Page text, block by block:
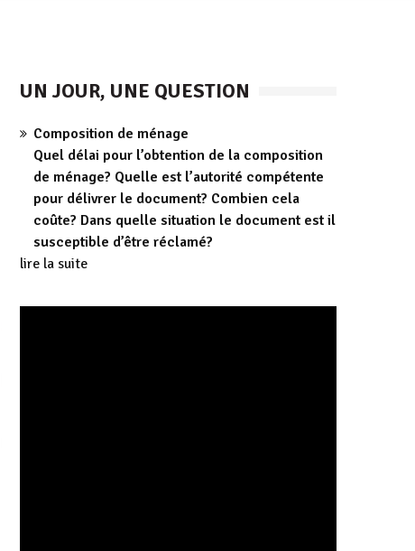
UN JOUR, UNE QUESTION
Composition de ménage
Quel délai pour l’obtention de la composition
de ménage? Quelle est l’autorité compétente
pour délivrer le document? Combien cela
coûte? Dans quelle situation le document est il
susceptible d’être réclamé?
lire la suite